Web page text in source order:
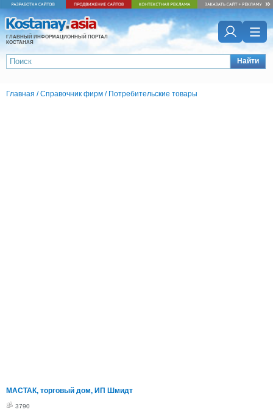
ГЛАВНЫЙ ИНФОРМАЦИОННЫЙ ПОРТАЛ
КОСТАНАЯ
Найти
Главная /Справочник фирм / Потребительские товары
МАСТАК, торговый дом, ИП Шмидт
3790